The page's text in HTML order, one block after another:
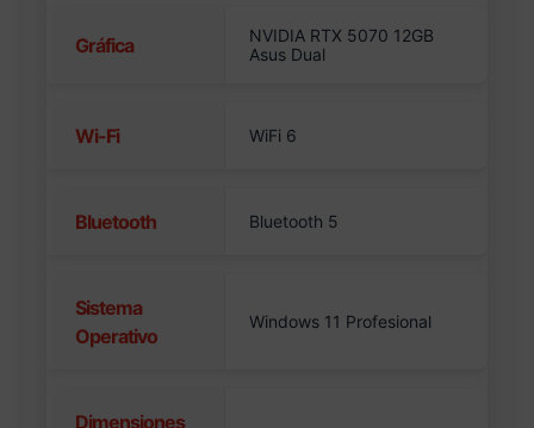
Gráfica
NVIDIA RTX 5070 12GB
Asus Dual
Wi-Fi WiFi 6
Bluetooth Bluetooth 5
Sistema
Operativo
Windows 11 Profesional
Dimensiones